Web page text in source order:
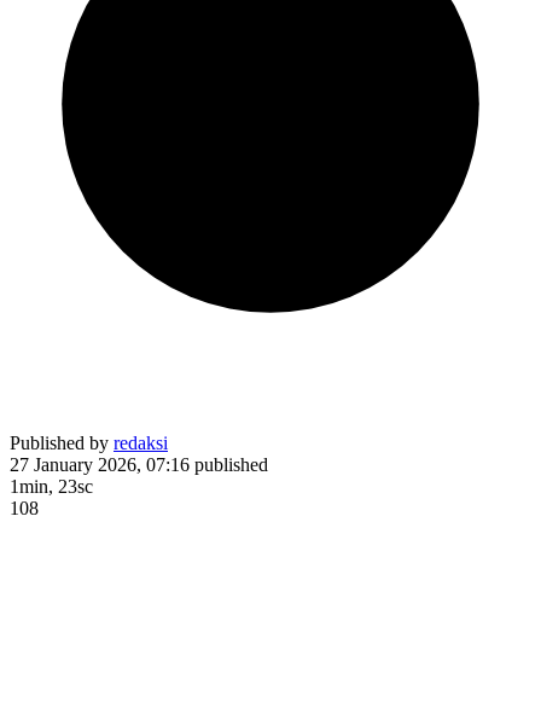
Published by redaksi
27 January 2026, 07:16 published
1min, 23sc
108